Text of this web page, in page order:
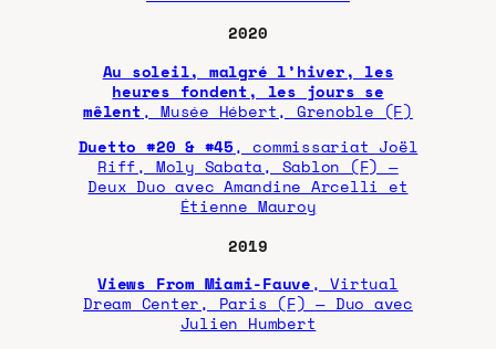
2020
Au soleil, malgré l’hiver, les
heures fondent, les jours se
mêlent, Musée Hébert, Grenoble (F)
Duetto #20 & #45, commissariat Joël
Riff, Moly Sabata, Sablon (F) —
Deux Duo avec Amandine Arcelli et
Étienne Mauroy
2019
Views From Miami-Fauve, Virtual
Dream Center, Paris (F) — Duo avec
Julien Humbert